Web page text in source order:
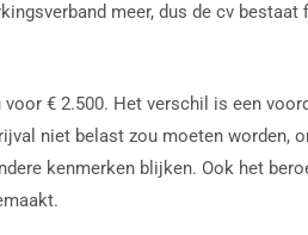
meer, dus de cv
€ 2.500. Het verschil is een
niet belast zou moeten worden,
kenmerken blijken. Ook het